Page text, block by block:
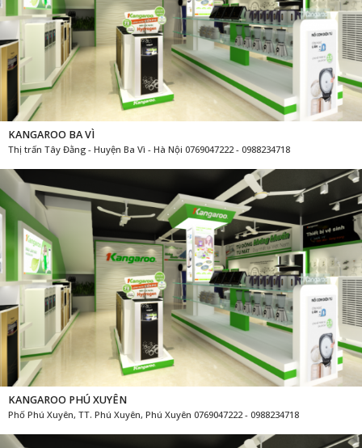
KANGAROO BA VÌ
Thị trấn Tây Đằng - Huyện Ba Vì - Hà Nội 0769047222 - 0988234718
KANGAROO PHÚ XUYÊN
Phố Phú Xuyên, TT. Phú Xuyên, Phú Xuyên 0769047222 - 0988234718